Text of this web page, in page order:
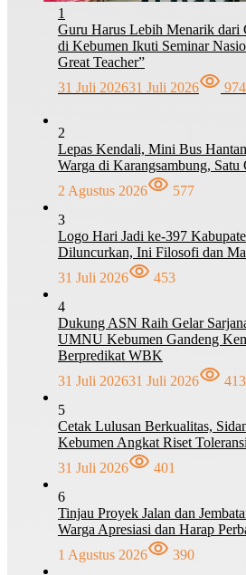
1
Guru Harus Lebih Menarik dari
di Kebumen Ikuti Seminar
Great Teacher”
31 Juli 202631 Juli 2026 974
2
Lepas Kendali, Mini Bus
Warga di Karangsambung, Satu
2 Agustus 2026
577
3
Logo Hari Jadi ke-397
Diluncurkan, Ini Filosofi dan
31 Juli 2026
453
4
Dukung ASN Raih Gelar
UMNU Kebumen Gandeng
Berpredikat WBK
31 Juli 202631 Juli 2026
413
5
Cetak Lulusan Berkualitas,
Kebumen Angkat Riset
31 Juli 2026
401
6
Tinjau Proyek Jalan dan
Warga Apresiasi dan Harap
1 Agustus 2026
390